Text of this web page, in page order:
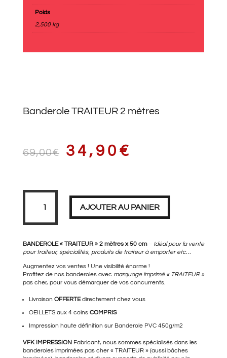
Poids
2,500 kg
Banderole TRAITEUR 2 mètres
69,00€ LE
PRIX
INITIAL
ÉTAIT :
69,00€.
34,90 €
PRIX
ACTUEL
EST :
34,90€.
quantité
Banderole
TRAITEUR
mètres
AJOUTER AU PANIER
BANDEROLE « TRAITEUR » 2 mètres x 50 cm– Idéal pour la vente
pour traiteur, spécialités, produits de traiteur à emporter etc…
Augmentez vos ventes ! Une visibilité énorme !
Profitez de nos banderoles avec marquage imprimé « TRAITEUR »
pas cher, pour vous démarquer de vos concurrents.
Livraison OFFERTEdirectement chez vous
OEILLETS aux 4 coins COMPRIS
Impression haute définition sur Banderole PVC 450g/m2
VFK IMPRESSIONFabricant, nous sommes spécialisés dans les
banderoles imprimées pas cher « TRAITEUR » (aussi bâches